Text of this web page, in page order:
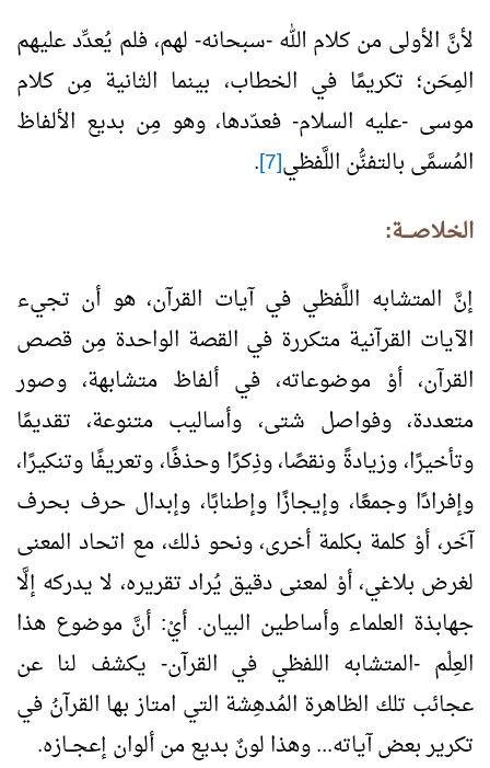
لأنَّ الأولى من كلام الله -سبحانه- لهم، فلم يُعدِّد عليهم
المِحَن؛ تكريمًا في الخطاب، بينما الثانية مِن كلام
موسى -عليه السلام- فعدّدها، وهو مِن بديع الألفاظ
المُسمَّى بالتفنُّن اللَّفظي[7]
.
الخلاصــــة:
إنَّ المتشابه اللَّفظي في آيات القرآن، هو أن تجيء
الآيات القرآنية متكررة في القصة الواحدة مِن قصص
القرآن، أوْ موضوعاته، في ألفاظ متشابهة، وصور
متعددة، وفواصل شتى، وأساليب متنوعة، تقديمًا
وتأخيرًا، وزيادةً ونقصًا، وذِكرًا وحذفًا، وتعريفًا وتنكيرًا،
وإفرادًا وجمعًا، وإيجازًا وإطنابًا، وإبدال حرف بحرف
آخَر، أوْ كلمة بكلمة أخرى، ونحو ذلك، مع اتحاد المعنى
لغرض بلاغي، أوْ لمعنى دقيق يُراد تقريره، لا يدركه إلَّا
جهابذة العلماء وأساطين البيان. أيْ: أنَّ موضوع هذا
العِلْم -المتشابه اللفظي في القرآن- يكشف لنا عن
عجائب تلك الظاهرة المُدهِشة التي امتاز بها القرآنُ في
تكرير بعض آياته... وهذا لونٌ بديع من ألوان إعجــازه.